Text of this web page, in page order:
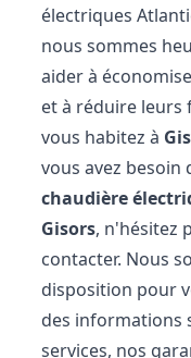
électriques
nous sommes
aider à
et à réduire leurs
vous habitez à
vous avez besoin
chaudière
Gisors, n'hésitez
contacter. Nous
disposition pour
des informations
services, nos